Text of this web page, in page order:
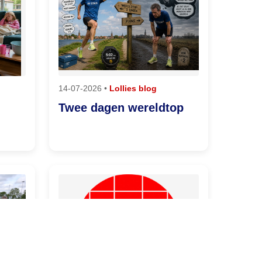
14-07-2026 • Lollies blog
Twee dagen wereldtop